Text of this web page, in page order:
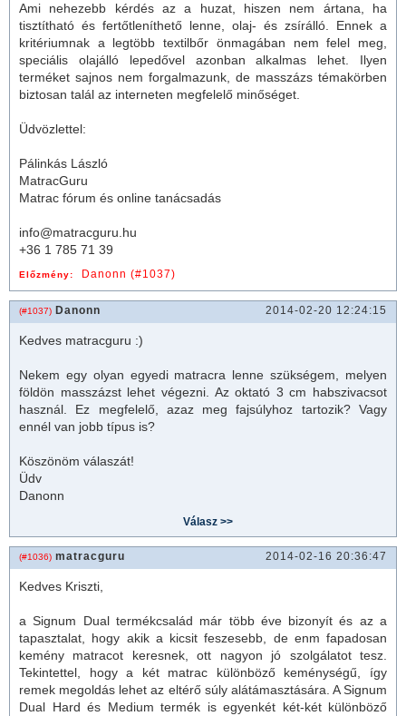
Ami nehezebb kérdés az a huzat, hiszen nem ártana, ha
tisztítható és fertőtleníthető lenne, olaj- és zsírálló. Ennek a
kritériumnak a legtöbb textilbőr önmagában nem felel meg,
speciális olajálló lepedővel azonban alkalmas lehet. Ilyen
terméket sajnos nem forgalmazunk, de masszázs témakörben
biztosan talál az interneten megfelelő minőséget.
Üdvözlettel:
Pálinkás László
MatracGuru
Matrac fórum és online tanácsadás
info@matracguru.hu
+36 1 785 71 39
Előzmény: Danonn (#1037)
(#1037) Danonn 2014-02-20 12:24:15
Kedves matracguru :)
Nekem egy olyan egyedi matracra lenne szükségem, melyen
földön masszázst lehet végezni. Az oktató 3 cm habszivacsot
használ. Ez megfelelő, azaz meg fajsúlyhoz tartozik? Vagy
ennél van jobb típus is?
Köszönöm válaszát!
Üdv
Danonn
(#1036) matracguru 2014-02-16 20:36:47
Kedves Kriszti,
a Signum Dual termékcsalád már több éve bizonyít és az a
tapasztalat, hogy akik a kicsit feszesebb, de enm fapadosan
kemény matracot keresnek, ott nagyon jó szolgálatot tesz.
Tekintettel, hogy a két matrac különböző keménységű, így
remek megoldás lehet az eltérő súly alátámasztására. A Signum
Dual Hard és Medium termék is egyenkét két-két különböző